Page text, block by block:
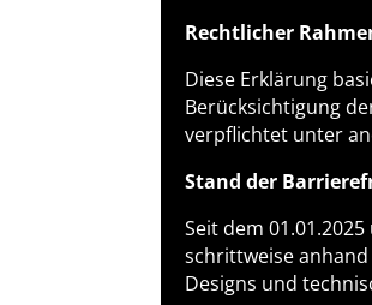
Rechtlicher
Diese Erklärung
Berücksichtigung
verpflichtet unter
Stand der
Seit dem
schrittweise anhand
Designs und